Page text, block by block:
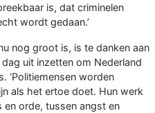
is, dat criminelen
wordt gedaan.’
nog groot is, is te danken aan
uit inzetten om Nederland
‘Politiemensen worden
als het ertoe doet. Hun werk
orde, tussen angst en